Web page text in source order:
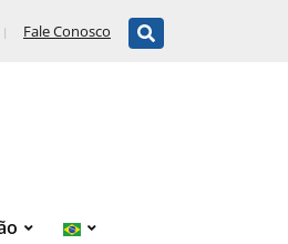
Fale Conosco